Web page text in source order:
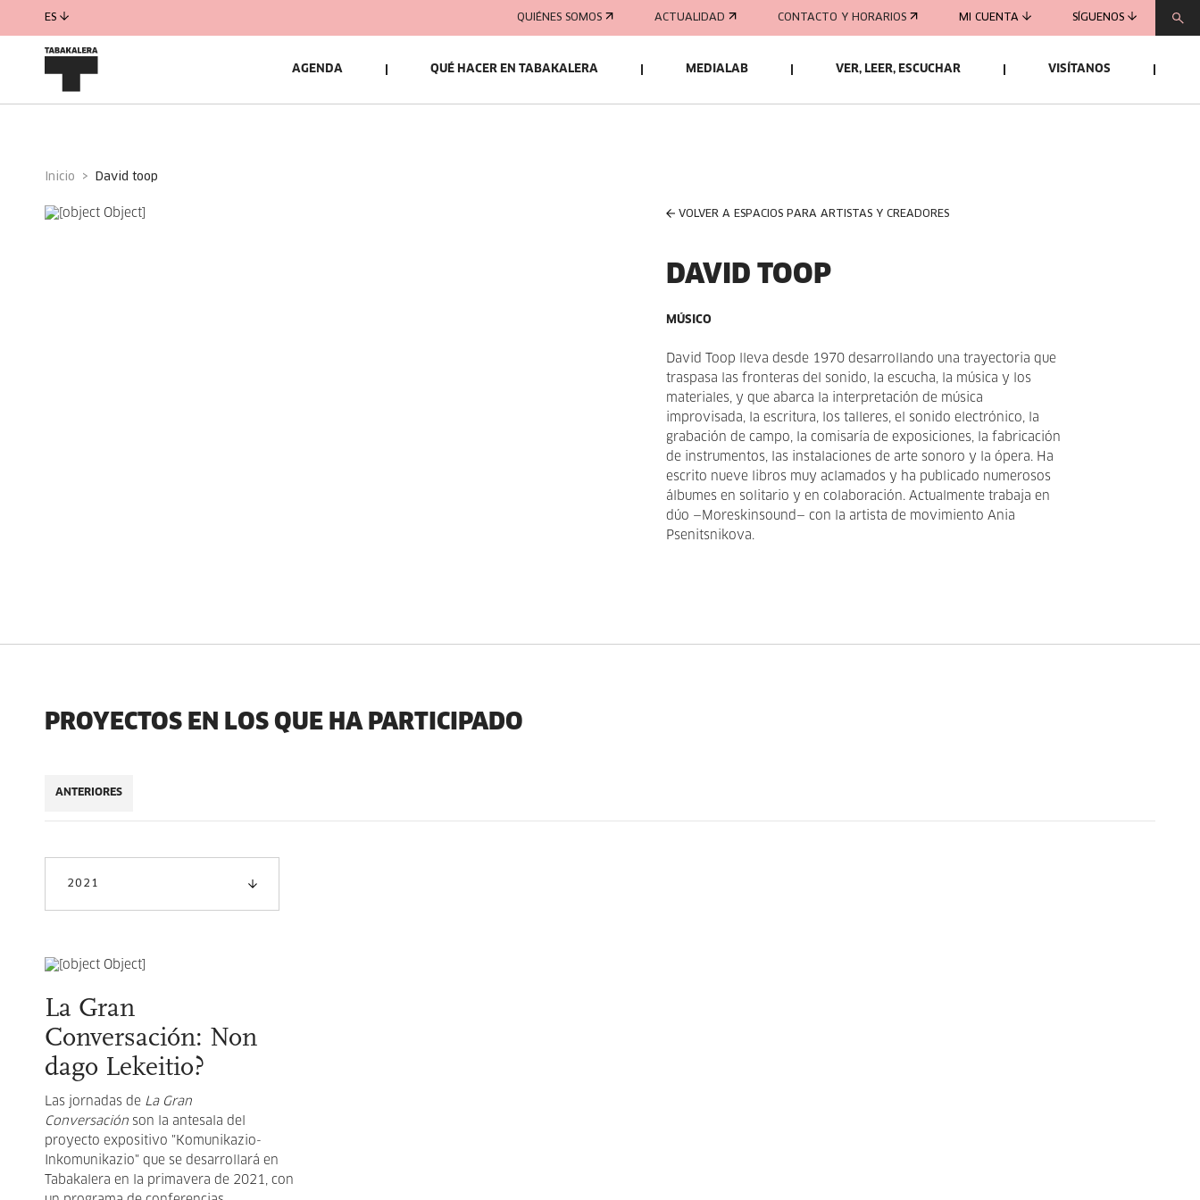
ES QUIÉNES SOMOS ACTUALIDAD CONTACTO Y HORARIOS MI CUENTA SÍGUENOS
AGENDA QUÉ HACER EN TABAKALERA MEDIALAB VER, LEER, ESCUCHAR VISÍTANOS
Inicio david toop
VOLVER A ESPACIOS PARA ARTISTAS Y CREADORES
DAVID TOOP
MÚSICO
David Toop lleva desde 1970 desarrollando una trayectoria que
traspasa las fronteras del sonido, la escucha, la música y los
materiales, y que abarca la interpretación de música
improvisada, la escritura, los talleres, el sonido electrónico, la
grabación de campo, la comisaría de exposiciones, la fabricación
de instrumentos, las instalaciones de arte sonoro y la ópera. Ha
escrito nueve libros muy aclamados y ha publicado numerosos
álbumes en solitario y en colaboración. Actualmente trabaja en
dúo —Moreskinsound— con la artista de movimiento Ania
Psenitsnikova.
PROYECTOS EN LOS QUE HA PARTICIPADO
ANTERIORES
2021
La Gran
Conversación: Non
dago Lekeitio?
Las jornadas de La Gran
Conversación son la antesala del
proyecto expositivo "Komunikazio-
Inkomunikazio" que se desarrollará en
Tabakalera en la primavera de 2021, con